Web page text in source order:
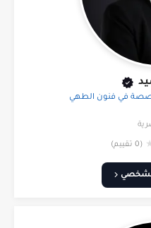
في فنون الطهي
(0 تقييم)